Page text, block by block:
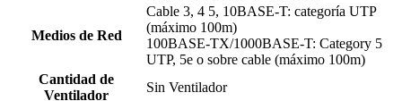
Medios de Red
Cable 3, 4 5, 10BASE-T: categoría UTP
(máximo 100m)
100BASE-TX/1000BASE-T: Category 5
UTP, 5e o sobre cable (máximo 100m)
Cantidad de
Ventilador
Sin Ventilador